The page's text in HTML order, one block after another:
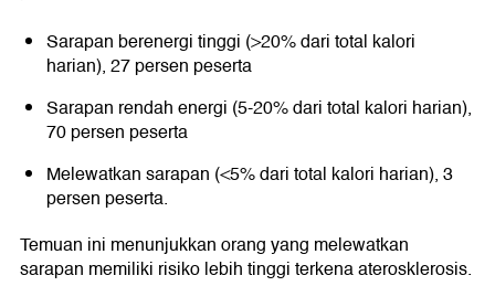
Sarapan berenergi tinggi (>20% dari total kalori
harian), 27 persen peserta
Sarapan rendah energi (5-20% dari total kalori harian),
70 persen peserta
Melewatkan sarapan (<5% dari total kalori harian), 3
persen peserta.
Temuan ini menunjukkan orang yang melewatkan
sarapan memiliki risiko lebih tinggi terkena aterosklerosis.